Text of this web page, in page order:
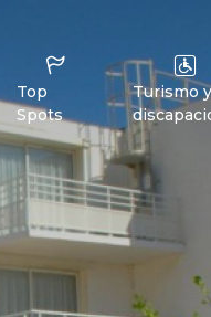
Top
Spots
Turismo y